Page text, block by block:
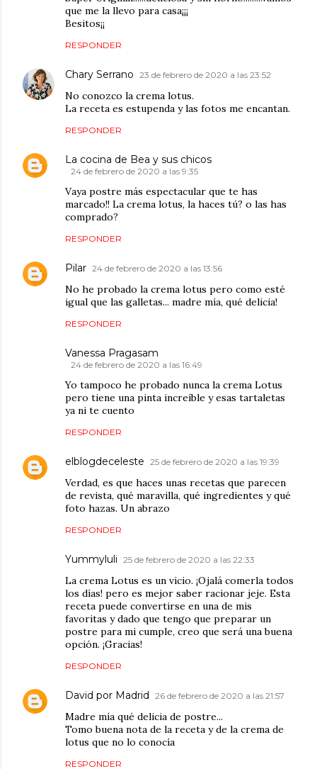
que me la llevo para casa¡¡¡
Besitos¡¡
RESPONDER
Chary Serrano 23 de febrero de 2020 a las 23:52
No conozco la crema lotus.
La receta es estupenda y las fotos me encantan.
RESPONDER
La cocina de Bea y sus chicos
24 de febrero de 2020 a las 9:35
Vaya postre más espectacular que te has
marcado!! La crema lotus, la haces tú? o las has
comprado?
RESPONDER
Pilar 24 de febrero de 2020 a las 13:56
No he probado la crema lotus pero como esté
igual que las galletas... madre mía, qué delicia!
RESPONDER
Vanessa Pragasam
24 de febrero de 2020 a las 16:49
Yo tampoco he probado nunca la crema Lotus
pero tiene una pinta increíble y esas tartaletas
ya ni te cuento
RESPONDER
elblogdeceleste 25 de febrero de 2020 a las 19:39
Verdad, es que haces unas recetas que parecen
de revista, qué maravilla, qué ingredientes y qué
foto hazas. Un abrazo
RESPONDER
Yummyluli 25 de febrero de 2020 a las 22:33
La crema Lotus es un vicio. ¡Ojalá comerla todos
los días! pero es mejor saber racionar jeje. Esta
receta puede convertirse en una de mis
favoritas y dado que tengo que preparar un
postre para mi cumple, creo que será una buena
opción. ¡Gracias!
RESPONDER
David por Madrid 26 de febrero de 2020 a las 21:57
Madre mía qué delicia de postre...
Tomo buena nota de la receta y de la crema de
lotus que no lo conocía
RESPONDER